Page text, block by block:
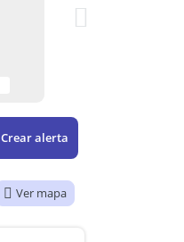
Crear alerta
Ver mapa